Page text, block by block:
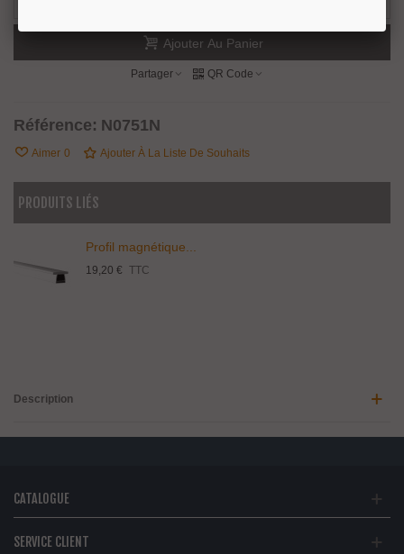
Ajouter Au Panier
Partager QR Code
Référence: N0751N
Aimer 0 Ajouter À La Liste De Souhaits
PRODUITS LIÉS
Profil magnétique...
19,20 € TTC
Description
CATALOGUE
SERVICE CLIENT